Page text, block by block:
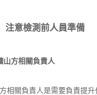
意檢測前人員準備
方相關負責人
關負責人是需要負責提升